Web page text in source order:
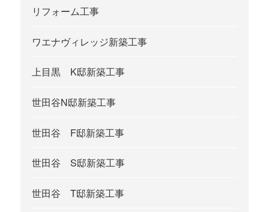
リフォーム工事
ワエナヴィレッジ新築工事
上目黒 K邸新築工事
世田谷N邸新築工事
世田谷 F邸新築工事
世田谷 S邸新築工事
世田谷 T邸新築工事